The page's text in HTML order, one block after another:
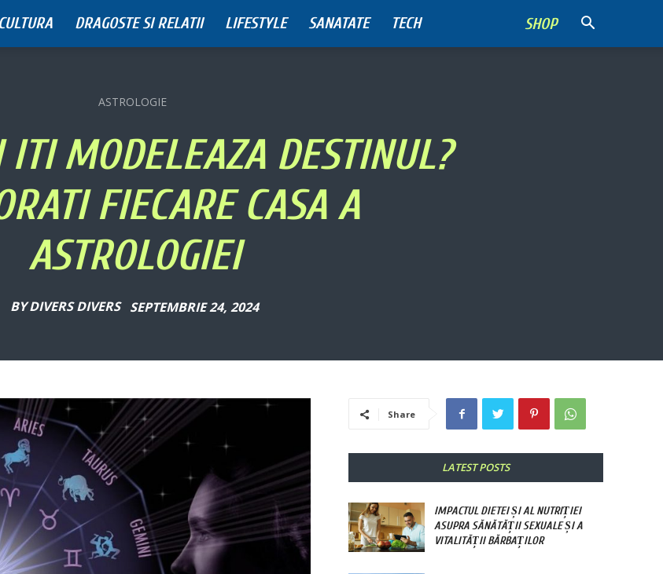
SHOP
CULTURA DRAGOSTE SI RELATII LIFESTYLE SANATATE TECH
ASTROLOGIE
ITI MODELEAZA DESTINUL?
FIECARE CASA A
ASTROLOGIEI
BYDIVERS DIVERS SEPTEMBRIE 24, 2024
Share
LATEST POSTS
IMPACTUL DIETEI ȘI AL NUTRIȚIEI
ASUPRA SĂNĂTĂȚII SEXUALE ȘI A
VITALITĂȚII BĂRBAȚILOR